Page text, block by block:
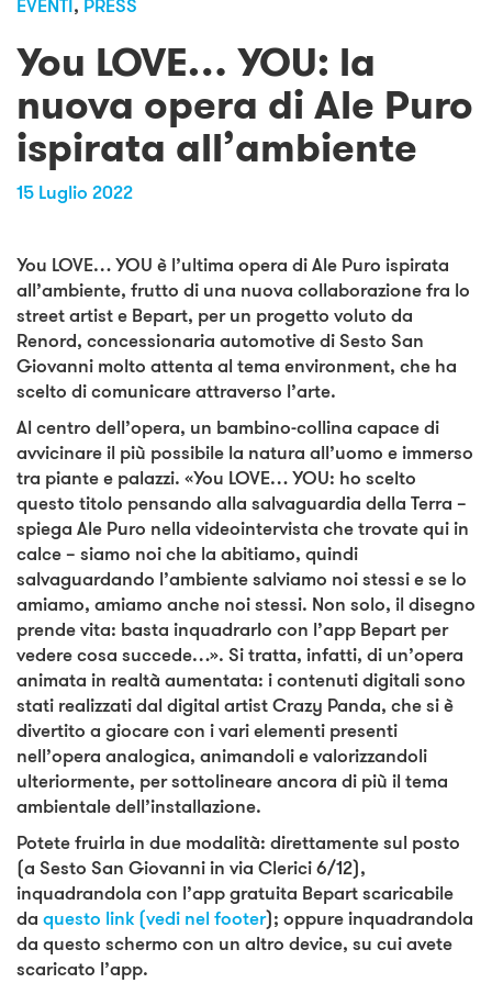
EVENTI, PRESS
You LOVE… YOU: la
nuova opera di Ale Puro
ispirata all’ambiente
15 Luglio 2022
You LOVE… YOU è l’ultima opera di Ale Puro ispirata
all’ambiente, frutto di una nuova collaborazione fra lo
street artist e Bepart, per un progetto voluto da
Renord, concessionaria automotive di Sesto San
Giovanni molto attenta al tema environment, che ha
scelto di comunicare attraverso l’arte.
Al centro dell’opera, un bambino-collina capace di
avvicinare il più possibile la natura all’uomo e immerso
tra piante e palazzi. «You LOVE… YOU: ho scelto
questo titolo pensando alla salvaguardia della Terra –
spiega Ale Puro nella videointervista che trovate qui in
calce – siamo noi che la abitiamo, quindi
salvaguardando l’ambiente salviamo noi stessi e se lo
amiamo, amiamo anche noi stessi. Non solo, il disegno
prende vita: basta inquadrarlo con l’app Bepart per
vedere cosa succede…». Si tratta, infatti, di un’opera
animata in realtà aumentata: i contenuti digitali sono
stati realizzati dal digital artist Crazy Panda, che si è
divertito a giocare con i vari elementi presenti
nell’opera analogica, animandoli e valorizzandoli
ulteriormente, per sottolineare ancora di più il tema
ambientale dell’installazione.
Potete fruirla in due modalità: direttamente sul posto
(a Sesto San Giovanni in via Clerici 6/12),
inquadrandola con l’app gratuita Bepart scaricabile
da questo link (vedi nel footer); oppure inquadrandola
da questo schermo con un altro device, su cui avete
scaricato l’app.